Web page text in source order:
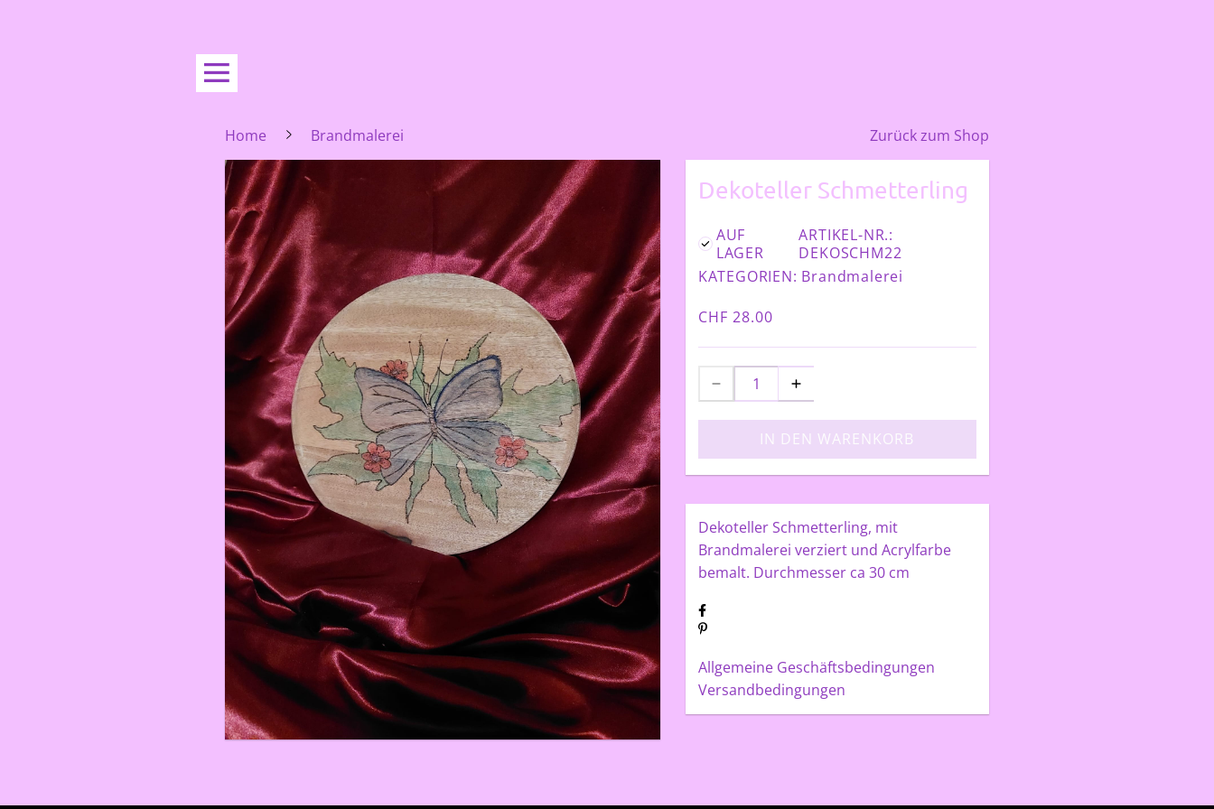
Home Brandmalerei Zurück zum Shop
Dekoteller Schmetterling
AUF
LAGER
ARTIKEL-NR.:
DEKOSCHM22
KATEGORIEN: Brandmalerei
CHF 28.00
IN DEN WARENKORB
Dekoteller Schmetterling, mit
Brandmalerei verziert und Acrylfarbe
bemalt. Durchmesser ca 30 cm
Allgemeine Geschäftsbedingungen
Versandbedingungen